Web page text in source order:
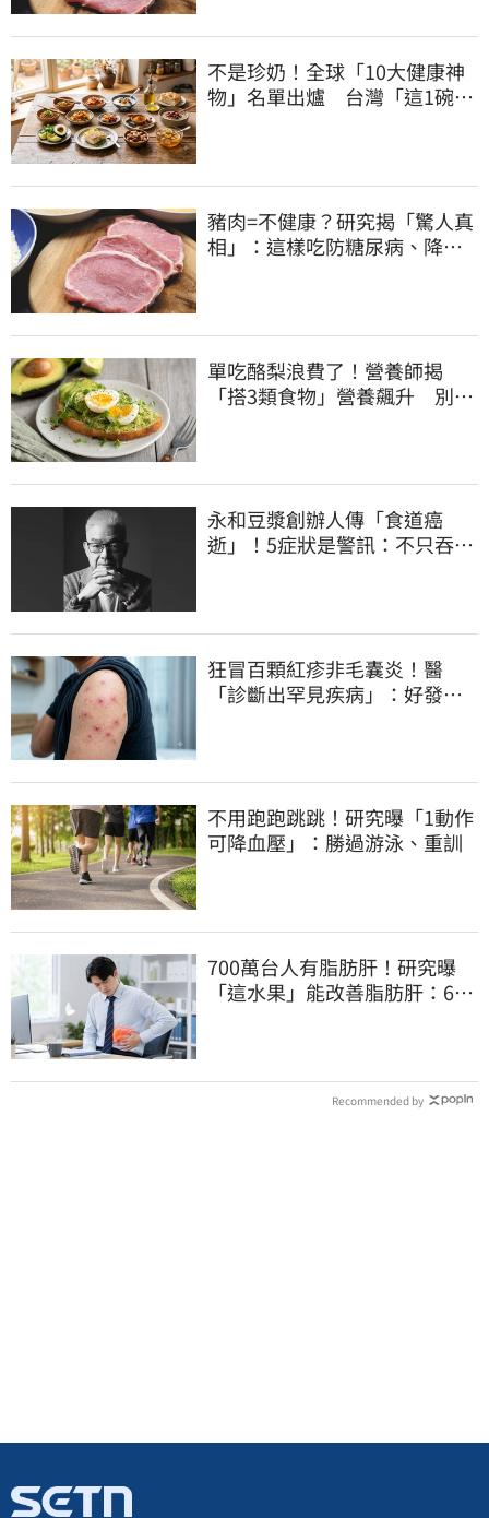
不是珍奶！全球「10大健康神
物」名單出爐 台灣「這1碗」
豬肉=不健康？研究揭「驚人真
相」：這樣吃防糖尿病、降膽
單吃酪梨浪費了！營養師揭
「搭3類食物」營養飆升 別再
永和豆漿創辦人傳「食道癌
逝」！5症狀是警訊：不只吞嚥
狂冒百顆紅疹非毛囊炎！醫
「診斷出罕見疾病」：好發這
不用跑跑跳跳！研究曝「1動作
可降血壓」：勝過游泳、重訓
700萬台人有脂肪肝！研究曝
「這水果」能改善脂肪肝：6週
Recommended by